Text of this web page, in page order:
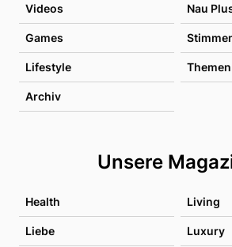
Videos Nau
Games
Lifestyle Themen
Archiv
Unsere
Health Living
Liebe Luxury